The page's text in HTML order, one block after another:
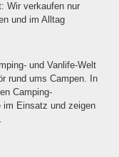
Wir verkaufen nur
und im Alltag
und Vanlife-Welt
rund ums Campen. In
Camping-
im Einsatz und zeigen